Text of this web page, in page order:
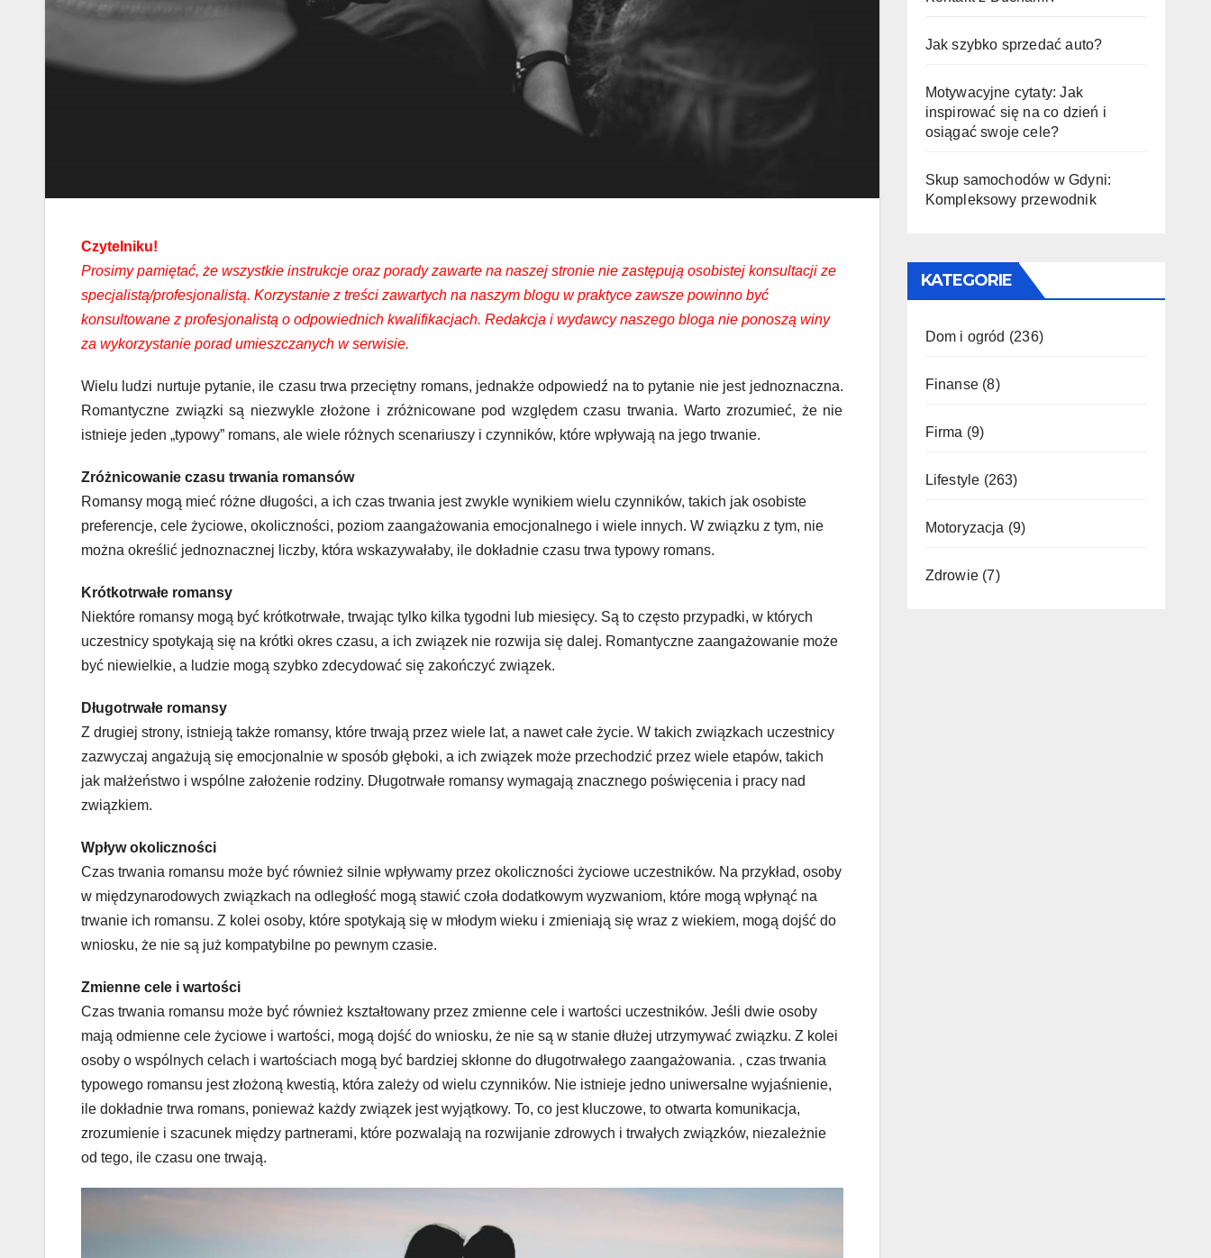
Czytelniku!
Prosimy pamiętać, że wszystkie instrukcje oraz porady zawarte na naszej stronie nie zastępują osobistej konsultacji ze
specjalistą/profesjonalistą. Korzystanie z treści zawartych na naszym blogu w praktyce zawsze powinno być
konsultowane z profesjonalistą o odpowiednich kwalifikacjach. Redakcja i wydawcy naszego bloga nie ponoszą winy
za wykorzystanie porad umieszczanych w serwisie.
Wielu ludzi nurtuje pytanie, ile czasu trwa przeciętny romans, jednakże odpowiedź na to pytanie nie jest jednoznaczna.
Romantyczne związki są niezwykle złożone i zróżnicowane pod względem czasu trwania. Warto zrozumieć, że nie
istnieje jeden „typowy” romans, ale wiele różnych scenariuszy i czynników, które wpływają na jego trwanie.
Zróżnicowanie czasu trwania romansów
Romansy mogą mieć różne długości, a ich czas trwania jest zwykle wynikiem wielu czynników, takich jak osobiste
preferencje, cele życiowe, okoliczności, poziom zaangażowania emocjonalnego i wiele innych. W związku z tym, nie
można określić jednoznacznej liczby, która wskazywałaby, ile dokładnie czasu trwa typowy romans.
Krótkotrwałe romansy
Niektóre romansy mogą być krótkotrwałe, trwając tylko kilka tygodni lub miesięcy. Są to często przypadki, w których
uczestnicy spotykają się na krótki okres czasu, a ich związek nie rozwija się dalej. Romantyczne zaangażowanie może
być niewielkie, a ludzie mogą szybko zdecydować się zakończyć związek.
Długotrwałe romansy
Z drugiej strony, istnieją także romansy, które trwają przez wiele lat, a nawet całe życie. W takich związkach uczestnicy
zazwyczaj angażują się emocjonalnie w sposób głęboki, a ich związek może przechodzić przez wiele etapów, takich
jak małżeństwo i wspólne założenie rodziny. Długotrwałe romansy wymagają znacznego poświęcenia i pracy nad
związkiem.
Wpływ okoliczności
Czas trwania romansu może być również silnie wpływamy przez okoliczności życiowe uczestników. Na przykład, osoby
w międzynarodowych związkach na odległość mogą stawić czoła dodatkowym wyzwaniom, które mogą wpłynąć na
trwanie ich romansu. Z kolei osoby, które spotykają się w młodym wieku i zmieniają się wraz z wiekiem, mogą dojść do
wniosku, że nie są już kompatybilne po pewnym czasie.
Zmienne cele i wartości
Czas trwania romansu może być również kształtowany przez zmienne cele i wartości uczestników. Jeśli dwie osoby
mają odmienne cele życiowe i wartości, mogą dojść do wniosku, że nie są w stanie dłużej utrzymywać związku. Z kolei
osoby o wspólnych celach i wartościach mogą być bardziej skłonne do długotrwałego zaangażowania. , czas trwania
typowego romansu jest złożoną kwestią, która zależy od wielu czynników. Nie istnieje jedno uniwersalne wyjaśnienie,
ile dokładnie trwa romans, ponieważ każdy związek jest wyjątkowy. To, co jest kluczowe, to otwarta komunikacja,
zrozumienie i szacunek między partnerami, które pozwalają na rozwijanie zdrowych i trwałych związków, niezależnie
od tego, ile czasu one trwają.
Jak szybko sprzedać auto?
Motywacyjne cytaty: Jak
inspirować się na co dzień i
osiągać swoje cele?
Skup samochodów w Gdyni:
Kompleksowy przewodnik
KATEGORIE
Dom i ogród (236)
Finanse(8)
Firma (9)
Lifestyle (263)
Motoryzacja (9)
Zdrowie(7)